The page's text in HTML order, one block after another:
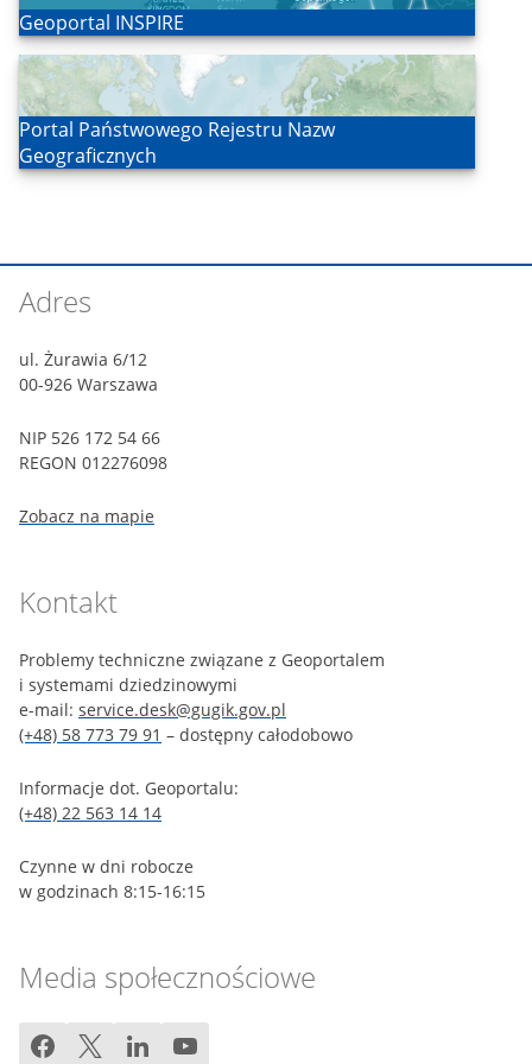
Otwórz
Geoportal INSPIRE
Otwórz
Portal Państwowego Rejestru Nazw
Geograficznych
Stopka
witryny
Adres
ul. Żurawia 6/12
00-926 Warszawa
NIP 526 172 54 66
REGON 012276098
Zobacz na mapie
Kontakt
Problemy techniczne związane z Geoportalem
i systemami dziedzinowymi
e-mail: service.desk@gugik.gov.pl
(+48) 58 773 79 91 – dostępny całodobowo
Informacje dot. Geoportalu:
(+48) 22 563 14 14
Czynne w dni robocze
w godzinach 8:15-16:15
Media społecznościowe
facebooktwitter linkedinyoutube